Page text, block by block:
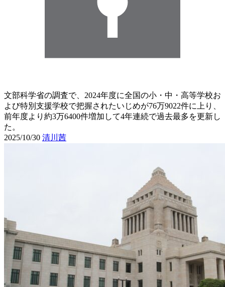
文部科学省の調査で、2024年度に全国の小・中・高等学校お
よび特別支援学校で把握されたいじめが76万9022件に上り、
前年度より約3万6400件増加して4年連続で過去最多を更新し
た。
2025/10/30 清川茜